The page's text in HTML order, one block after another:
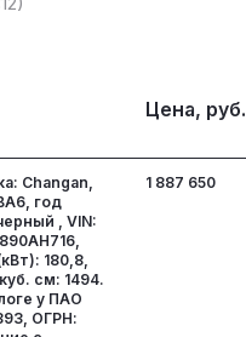
Цена, руб.
Changan,
год
, VIN:
180,8,
см: 1494.
у ПАО
ОГРН:
1 887 650